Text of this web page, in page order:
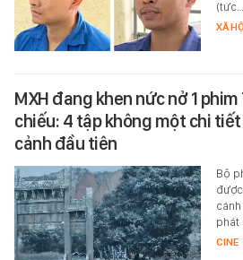
(tức…
XÃ
MXH đang khen nức nở 1
chiếu: 4 tập không một chi
cảnh đầu tiên
Bộ
phát
CINE